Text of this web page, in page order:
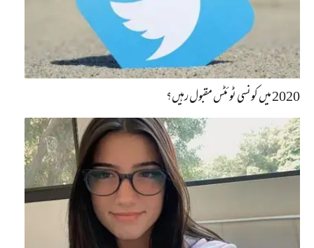
2020 میں کونسی ٹوئٹس مقبول رہیں؟